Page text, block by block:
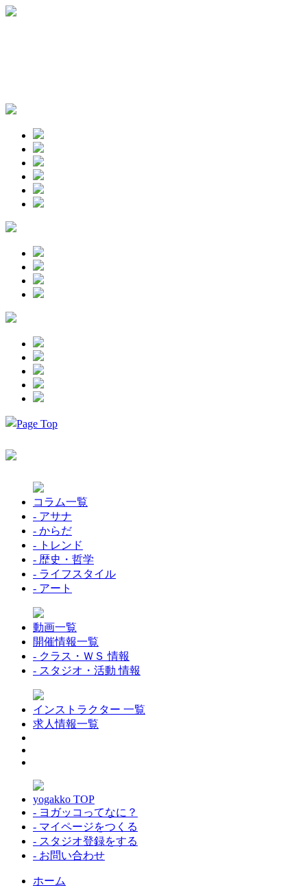
コラム一覧
- アサナ
- からだ
- トレンド
- 歴史・哲学
- ライフスタイル
- アート
動画一覧
開催情報一覧
- クラス・ＷＳ 情報
- スタジオ・活動 情報
インストラクター 一覧
求人情報一覧
yogakko TOP
- ヨガッコってなに？
- マイページをつくる
- スタジオ登録をする
- お問い合わせ
ホーム